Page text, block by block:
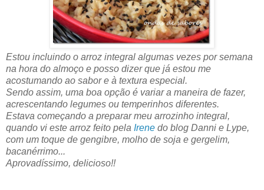
Estou incluindo o arroz integral algumas vezes por semana
na hora do almoço e posso dizer que já estou me
acostumando ao sabor e à textura especial.
Sendo assim, uma boa opção é variar a maneira de fazer,
acrescentando legumes ou temperinhos diferentes.
Estava começando a preparar meu arrozinho integral,
quando vi este arroz feito pela Irene do blog Danni e Lype,
com um toque de gengibre, molho de soja e gergelim,
bacanérrimo...
Aprovadíssimo, delicioso!!